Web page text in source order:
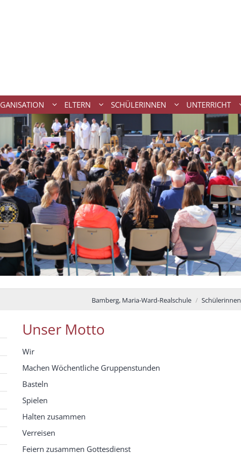
ELTERN SCHÜLERINNEN UNTERRICHT
Bamberg, Maria-Ward-Realschule Schülerinnen
Unser Motto
Wir
Machen Wöchentliche Gruppenstunden
Basteln
Spielen
Halten zusammen
Verreisen
Feiern zusammen Gottesdienst